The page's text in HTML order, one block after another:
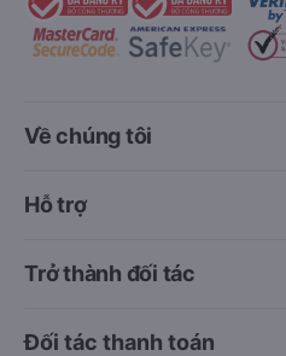
Về chúng tôi
Hỗ trợ
Trở thành đối tác
Đối tác thanh toán